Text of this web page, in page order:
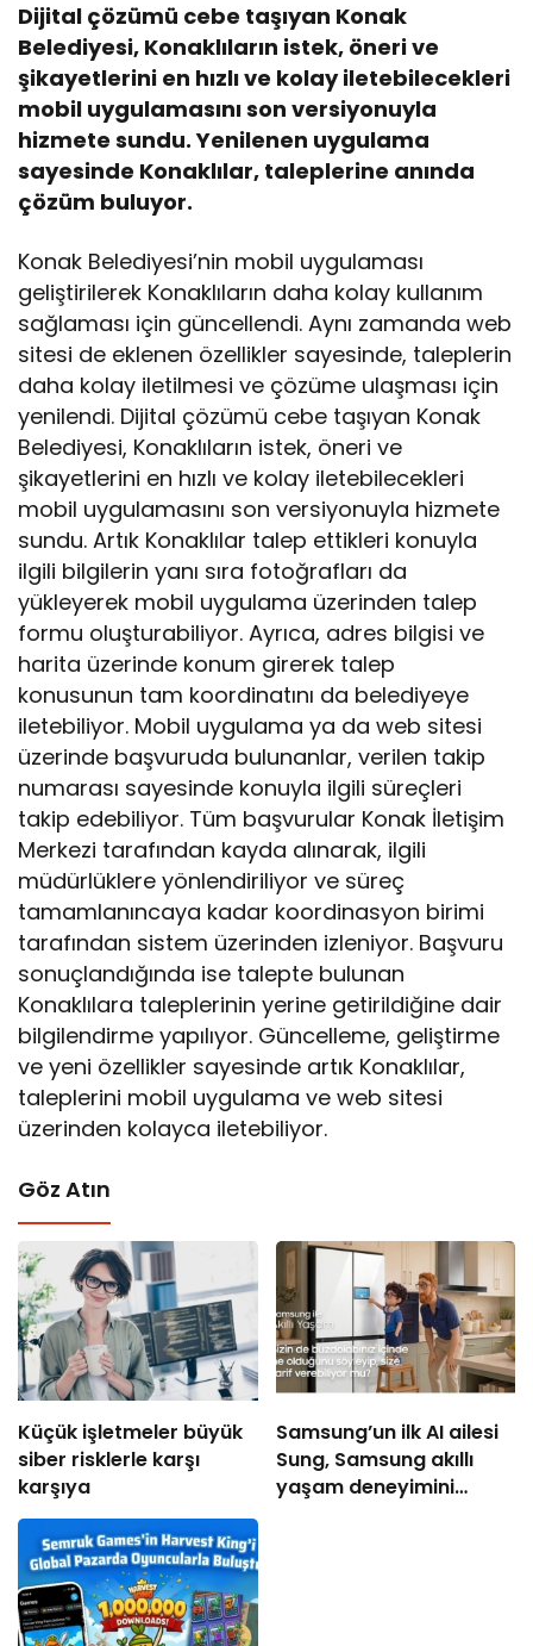
Dijital çözümü cebe taşıyan Konak
Belediyesi, Konaklıların istek, öneri ve
şikayetlerini en hızlı ve kolay iletebilecekleri
mobil uygulamasını son versiyonuyla
hizmete sundu. Yenilenen uygulama
sayesinde Konaklılar, taleplerine anında
çözüm buluyor.
Konak Belediyesi’nin mobil uygulaması
geliştirilerek Konaklıların daha kolay kullanım
sağlaması için güncellendi. Aynı zamanda web
sitesi de eklenen özellikler sayesinde, taleplerin
daha kolay iletilmesi ve çözüme ulaşması için
yenilendi. Dijital çözümü cebe taşıyan Konak
Belediyesi, Konaklıların istek, öneri ve
şikayetlerini en hızlı ve kolay iletebilecekleri
mobil uygulamasını son versiyonuyla hizmete
sundu. Artık Konaklılar talep ettikleri konuyla
ilgili bilgilerin yanı sıra fotoğrafları da
yükleyerek mobil uygulama üzerinden talep
formu oluşturabiliyor. Ayrıca, adres bilgisi ve
harita üzerinde konum girerek talep
konusunun tam koordinatını da belediyeye
iletebiliyor. Mobil uygulama ya da web sitesi
üzerinde başvuruda bulunanlar, verilen takip
numarası sayesinde konuyla ilgili süreçleri
takip edebiliyor. Tüm başvurular Konak İletişim
Merkezi tarafından kayda alınarak, ilgili
müdürlüklere yönlendiriliyor ve süreç
tamamlanıncaya kadar koordinasyon birimi
tarafından sistem üzerinden izleniyor. Başvuru
sonuçlandığında ise talepte bulunan
Konaklılara taleplerinin yerine getirildiğine dair
bilgilendirme yapılıyor. Güncelleme, geliştirme
ve yeni özellikler sayesinde artık Konaklılar,
taleplerini mobil uygulama ve web sitesi
üzerinden kolayca iletebiliyor.
Göz Atın
Küçük işletmeler büyük
siber risklerle karşı
karşıya
Samsung’un ilk AI ailesi
Sung, Samsung akıllı
yaşam deneyimini